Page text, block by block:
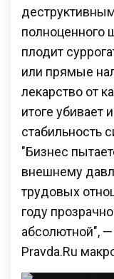
полноценного
плодит
или прямые
лекарство от
итоге убивает
стабильность
"Бизнес
внешнему
трудовых
году
абсолютной",
Pravda.Ru